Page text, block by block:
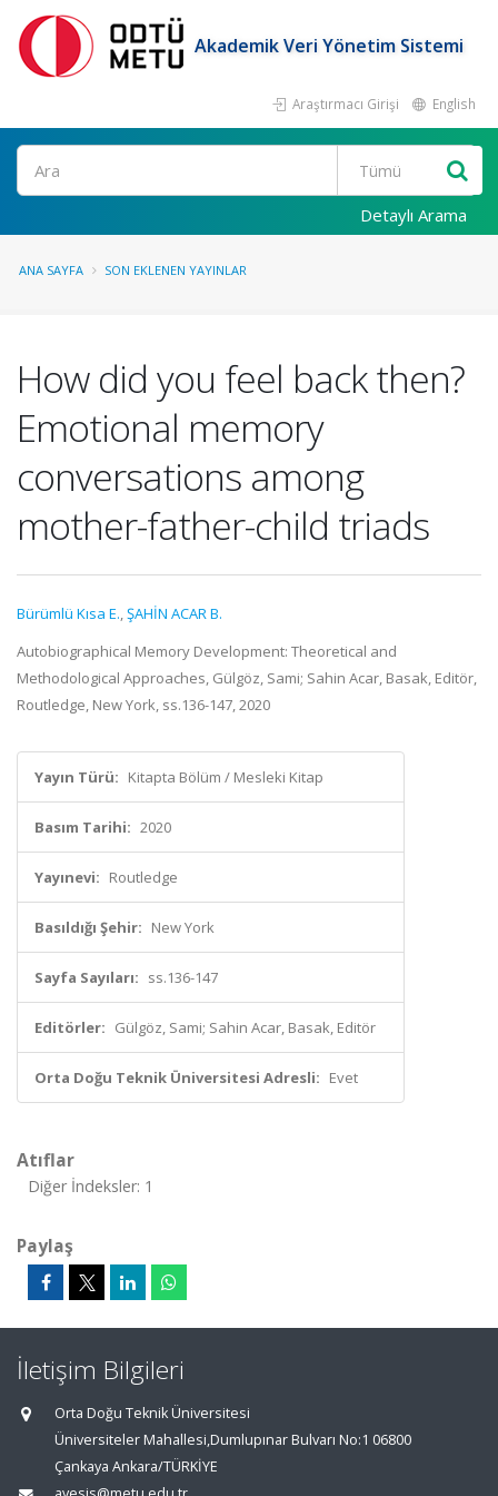
Akademik Veri Yönetim Sistemi
Araştırmacı Girişi English
Ara
Detaylı Arama
ANA SAYFA SON EKLENEN YAYINLAR
How did you feel back then?
Emotional memory
conversations among
mother-father-child triads
Bürümlü Kısa E.,ŞAHİN ACAR B.
Autobiographical Memory Development: Theoretical and
Methodological Approaches, Gülgöz, Sami; Sahin Acar, Basak, Editör,
Routledge, New York, ss.136-147, 2020
Yayın Türü: Kitapta Bölüm / Mesleki Kitap
Basım Tarihi: 2020
Yayınevi: Routledge
Basıldığı Şehir: New York
Sayfa Sayıları: ss.136-147
Editörler: Gülgöz, Sami; Sahin Acar, Basak, Editör
Orta Doğu Teknik Üniversitesi Adresli: Evet
Atıflar
Diğer İndeksler: 1
Paylaş
İletişim Bilgileri
Orta Doğu Teknik Üniversitesi
Üniversiteler Mahallesi,Dumlupınar Bulvarı No:1 06800
Çankaya Ankara/TÜRKİYE